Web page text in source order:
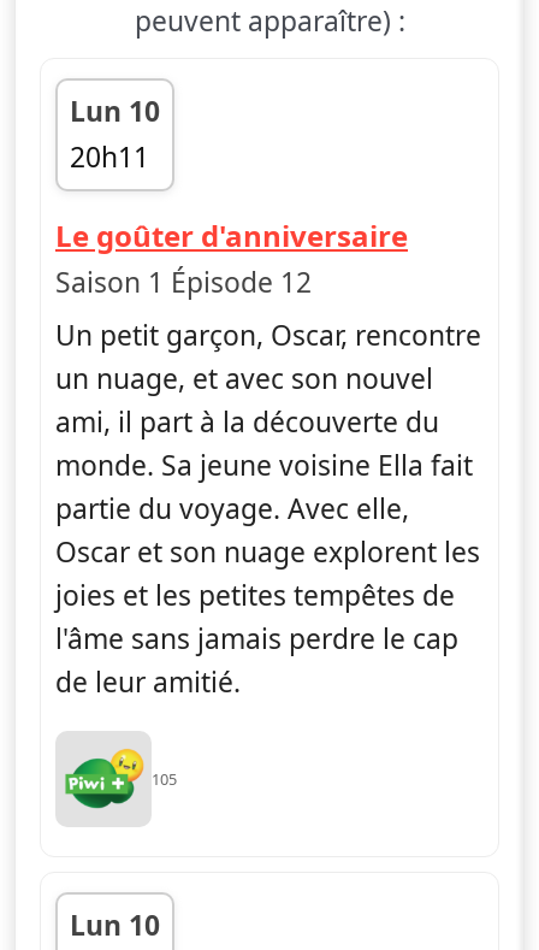
peuvent apparaître) :
Lun 10
20h11
fin 20h21
Le goûter d'anniversaire— Ella,
Saison 1 Épisode 12
Un petit garçon, Oscar, rencontre
un nuage, et avec son nouvel
ami, il part à la découverte du
monde. Sa jeune voisine Ella fait
partie du voyage. Avec elle,
Oscar et son nuage explorent les
joies et les petites tempêtes de
l'âme sans jamais perdre le cap
de leur amitié.
105
Lun 10